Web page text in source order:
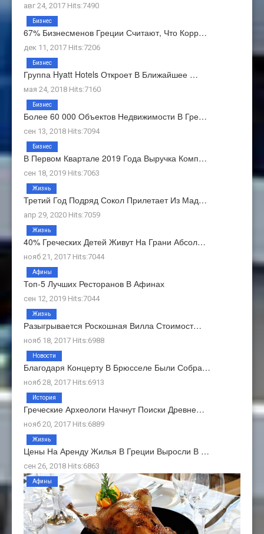
авг 24, 2017 Hits:7490
67% Бизнесменов Греции Считают, Что Корр…
дек 11, 2017 Hits:7206
Бизнес
Группа Hyatt Hotels Откроет В Ближайшее …
мая 24, 2018 Hits:7160
Бизнес
Более 60 000 Объектов Недвижимости В Гре…
сен 13, 2018 Hits:7094
Бизнес
В Первом Квартале 2019 Года Выручка Комп…
сен 18, 2019 Hits:7063
Бизнес
Третий Год Подряд Сокол Прилетает Из Мад…
апр 29, 2020 Hits:7059
Жизнь
40% Греческих Детей Живут На Грани Абсол…
нояб 21, 2017 Hits:7044
Жизнь
Топ-5 Лучших Ресторанов В Афинах
сен 12, 2019 Hits:7044
Афины
Разыгрывается Роскошная Вилла Стоимост…
нояб 18, 2017 Hits:6988
Жизнь
Благодаря Концерту В Брюсселе Были Собра…
нояб 28, 2017 Hits:6913
Новости
Греческие Археологи Начнут Поиски Древне…
нояб 20, 2017 Hits:6889
История
Цены На Аренду Жилья В Греции Выросли В …
сен 26, 2018 Hits:6863
Жизнь
Афины